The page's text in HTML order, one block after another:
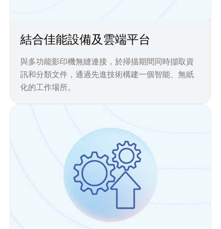
結合佳能設備及雲端平台
與多功能影印機無縫連接，於掃描期間同時擷取資
訊和分類文件，通過先進技術構建一個智能、無紙
化的工作場所。